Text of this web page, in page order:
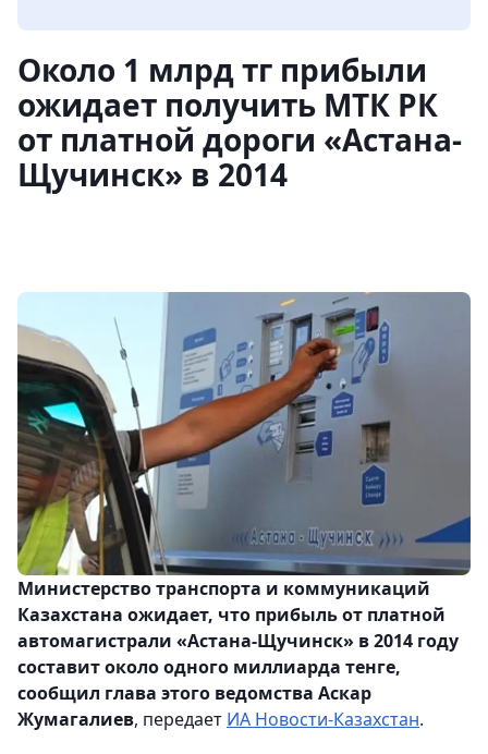
Около 1 млрд тг прибыли
ожидает получить МТК РК
от платной дороги «Астана-
Щучинск» в 2014
Министерство транспорта и коммуникаций
Казахстана ожидает, что прибыль от платной
автомагистрали «Астана-Щучинск» в 2014 году
составит около одного миллиарда тенге,
сообщил глава этого ведомства Аскар
Жумагалиев, передает ИА Новости-Казахстан.